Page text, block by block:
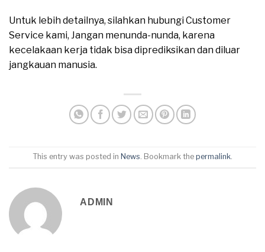
Untuk lebih detailnya, silahkan hubungi Customer
Service kami, Jangan menunda-nunda, karena
kecelakaan kerja tidak bisa diprediksikan dan diluar
jangkauan manusia.
This entry was posted in News . Bookmark the permalink
ADMIN